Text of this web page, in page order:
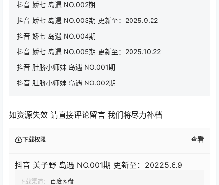
抖音 娇七 岛遇 NO.002期
抖音 娇七 岛遇 NO.003期 更新至：2025.9.22
抖音 娇七 岛遇 NO.004期
抖音 娇七 岛遇 NO.005期 更新至：2025.10.22
抖音 肚脐小师妹 岛遇 NO.001期
抖音 肚脐小师妹 岛遇 NO.002期
如资源失效 请直接评论留言 我们将尽力补档
下载权限 查看
抖音 美子野 岛遇 NO.001期 更新至：20225.6.9
下载渠道： 百度网盘